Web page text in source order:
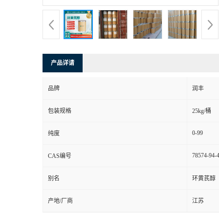
产品详请
品牌 润丰
包装规格 25kg/桶
纯度 0-99
CAS编号 78574-94-4
别名 环黄芪醇
产地/厂商 江苏